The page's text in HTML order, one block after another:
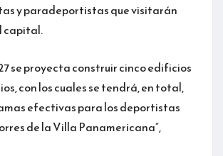
y paradeportistas que visitarán
capital.
se proyecta construir cinco edifi­cios
con los cuales se tendrá, en total,
efectivas para los deportistas
de la Villa Panamericana”,